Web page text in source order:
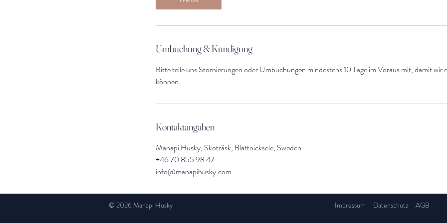
Umbuchung & Kündigung
Bitte teile uns Stornierungen oder Umbuchungen mindestens 10 Tage im Voraus mit, damit wir
können.
Kontaktangaben
Manapi Husky, Skoträsk, Blattnicksele, Sweden
+46 70 855 98 47
info@manapihusky.com
© 2026 Manapi Husky Impressum Datenschutz AGB